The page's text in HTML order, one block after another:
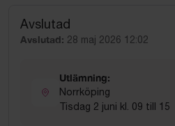
Avslutad
Avslutad: 28 maj 2026 12:02
Utlämning:
Norrköping
Tisdag 2 juni kl. 09 till 15